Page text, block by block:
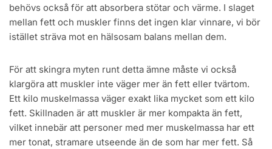
behövs också för att absorbera stötar och värme. I slaget
mellan fett och muskler finns det ingen klar vinnare, vi bör
istället sträva mot en hälsosam balans mellan dem.
För att skingra myten runt detta ämne måste vi också
klargöra att muskler inte väger mer än fett eller tvärtom.
Ett kilo muskelmassa väger exakt lika mycket som ett kilo
fett. Skillnaden är att muskler är mer kompakta än fett,
vilket innebär att personer med mer muskelmassa har ett
mer tonat, stramare utseende än de som har mer fett. Så